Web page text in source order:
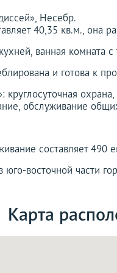
Несебр.
40,35 кв.м., она
ванная комната
и готова к
круглосуточная
обслуживание
составляет 490
восточной части
Карта